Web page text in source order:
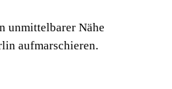
unmittelbarer Nähe
aufmarschieren.